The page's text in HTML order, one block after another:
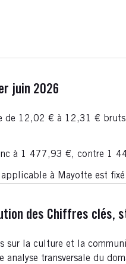
juin 2026
de 12,02 € à 12,31 €
à 1 477,93 €, contre 1
applicable à Mayotte est
des Chiffres
sur la culture et la
analyse transversale du